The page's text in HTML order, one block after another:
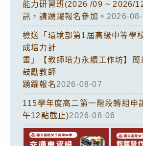
能力研習班(2026 /09 ~ 2026/
訊，請踴躍報名參加。 2026-
檢送「環境部第1屆高級中等學
成培力計
畫」【教師培力永續工作坊】簡
鼓勵教師
踴躍報名2026-08-07
115學年度高二第一階段轉組申
午12點截止)2026-08-06